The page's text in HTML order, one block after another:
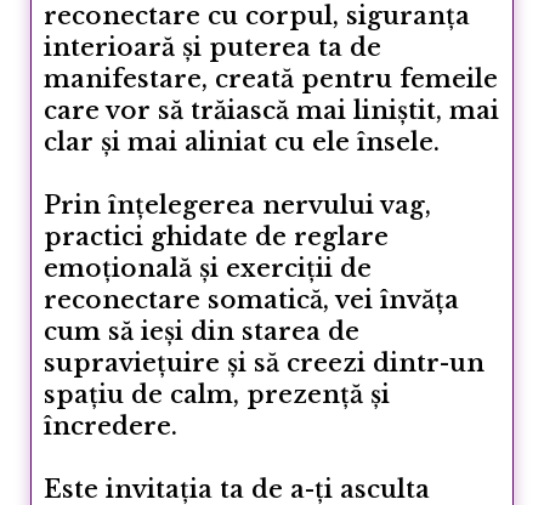
reconectare cu corpul, siguranța
interioară și puterea ta de
manifestare, creată pentru femeile
care vor să trăiască mai liniștit, mai
clar și mai aliniat cu ele însele.
Prin înțelegerea nervului vag,
practici ghidate de reglare
emoțională și exerciții de
reconectare somatică, vei învăța
cum să ieși din starea de
supraviețuire și să creezi dintr-un
spațiu de calm, prezență și
încredere.
Este invitația ta de a-ți asculta